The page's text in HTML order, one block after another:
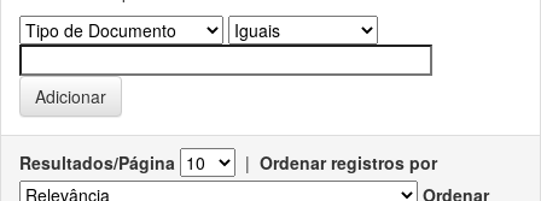
Resultados/Página | Ordenar registros por
Ordenar